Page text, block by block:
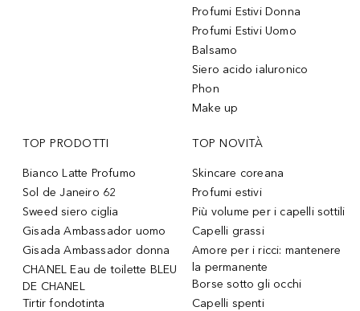
Profumi Estivi Donna
Profumi Estivi Uomo
Balsamo
Siero acido ialuronico
Phon
Make up
TOP PRODOTTI
Bianco Latte Profumo
Sol de Janeiro 62
Sweed siero ciglia
Gisada Ambassador uomo
Gisada Ambassador donna
CHANEL Eau de toilette BLEU
DE CHANEL
Tirtir fondotinta
TOP NOVITÀ
Skincare coreana
Profumi estivi
Più volume per i capelli sottili
Capelli grassi
Amore per i ricci: mantenere
la permanente
Borse sotto gli occhi
Capelli spenti